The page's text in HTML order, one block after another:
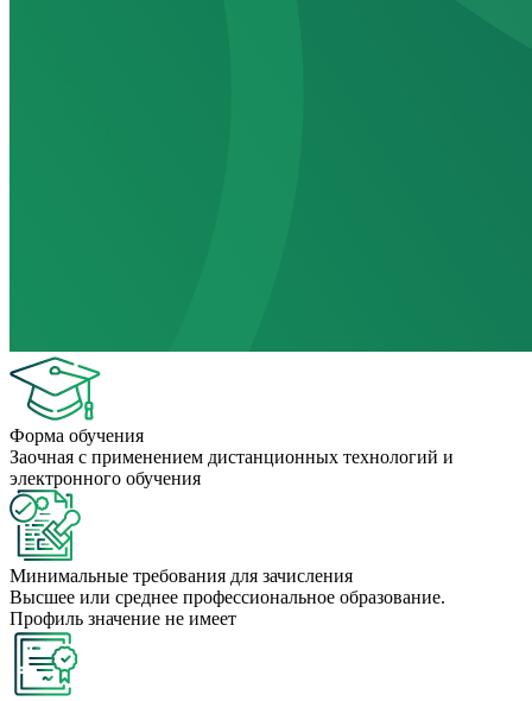
Форма обучения
Заочная с применением дистанционных технологий и
электронного обучения
Минимальные требования для зачисления
Высшее или среднее профессиональное образование.
Профиль значение не имеет